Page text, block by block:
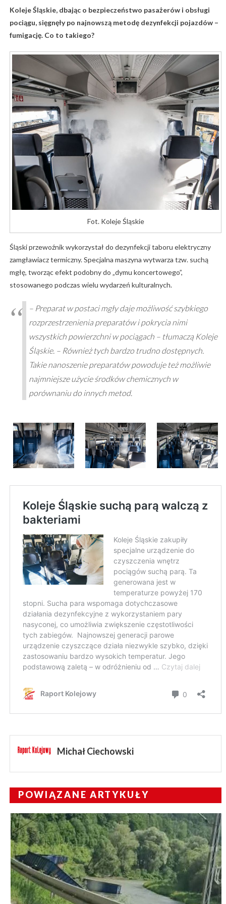
Koleje Śląskie, dbając o bezpieczeństwo pasażerów i obsługi
pociągu, sięgnęły po najnowszą metodę dezynfekcji pojazdów –
fumigację. Co to takiego?
Fot. Koleje Śląskie
Śląski przewoźnik wykorzystał do dezynfekcji taboru elektryczny
zamgławiacz termiczny. Specjalna maszyna wytwarza tzw. suchą
mgłę, tworząc efekt podobny do „dymu koncertowego”,
stosowanego podczas wielu wydarzeń kulturalnych.
– Preparat w postaci mgły daje możliwość szybkiego
rozprzestrzenienia preparatów i pokrycia nimi
wszystkich powierzchni w pociągach – tłumaczą Koleje
Śląskie. – Również tych bardzo trudno dostępnych.
Takie nanoszenie preparatów powoduje też możliwie
najmniejsze użycie środków chemicznych w
porównaniu do innych metod.
Michał Ciechowski
POWIĄZANE ARTYKUŁY